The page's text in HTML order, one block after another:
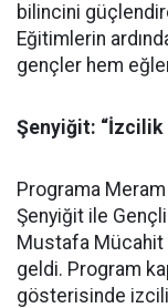
bilincini
Eğitimlerin
gençler hem
Şenyiğit: “İzcilik
Programa Meram
Şenyiğit ile
Mustafa Mücahit
geldi. Program
gösterisinde